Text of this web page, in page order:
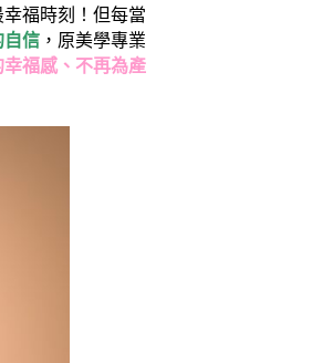
福時刻！但每當
信 ，原美學專業
福感、不再為產